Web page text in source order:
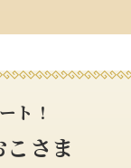
ト！
さま